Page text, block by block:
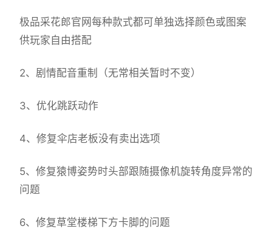
极品采花郎官网每种款式都可单独选择颜色或图案
供玩家自由搭配
2、剧情配音重制（无常相关暂时不变）
3、优化跳跃动作
4、修复伞店老板没有卖出选项
5、修复猿博姿势时头部跟随摄像机旋转角度异常的
问题
6、修复草堂楼梯下方卡脚的问题